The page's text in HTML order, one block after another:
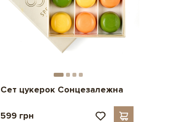
Сет цукерок Сонцезалежна
599 грн